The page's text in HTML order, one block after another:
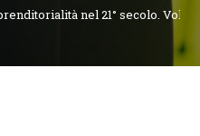
nel 21° secolo. Volti,